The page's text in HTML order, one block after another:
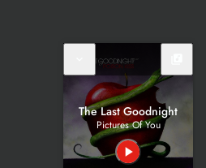
The Last Goodnight
Pictures Of You
play_arrow